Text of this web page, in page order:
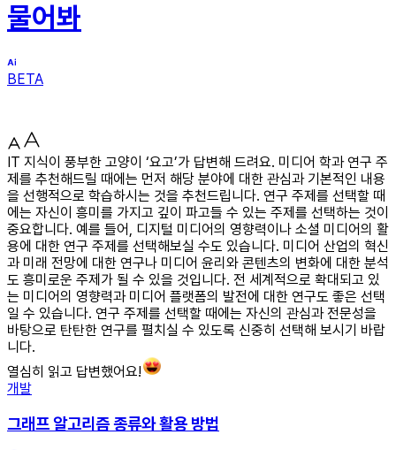
물어봐
BETA
IT 지식이 풍부한 고양이 ‘요고’가 답변해 드려요. 미디어 학과 연구 주
제를 추천해드릴 때에는 먼저 해당 분야에 대한 관심과 기본적인 내용
을 선행적으로 학습하시는 것을 추천드립니다. 연구 주제를 선택할 때
에는 자신이 흥미를 가지고 깊이 파고들 수 있는 주제를 선택하는 것이
중요합니다. 예를 들어, 디지털 미디어의 영향력이나 소셜 미디어의 활
용에 대한 연구 주제를 선택해보실 수도 있습니다. 미디어 산업의 혁신
과 미래 전망에 대한 연구나 미디어 윤리와 콘텐츠의 변화에 대한 분석
도 흥미로운 주제가 될 수 있을 것입니다. 전 세계적으로 확대되고 있
는 미디어의 영향력과 미디어 플랫폼의 발전에 대한 연구도 좋은 선택
일 수 있습니다. 연구 주제를 선택할 때에는 자신의 관심과 전문성을
바탕으로 탄탄한 연구를 펼치실 수 있도록 신중히 선택해 보시기 바랍
니다.
열심히 읽고 답변했어요!
개발
그래프 알고리즘 종류와 활용 방법